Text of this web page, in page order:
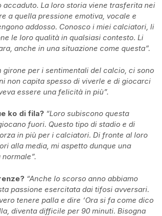
La loro storia viene trasferita nei
a quella pressione emotiva, vocale e
addosso. Conosco i miei calciatori, li
le loro qualità in qualsiasi contesto. Li
anche in una situazione come questa”.
girone per i sentimentali del calcio, ci sono
non capita spesso di viverle e di giocarci
essere una felicità in più”.
ko di fila? “Loro subiscono questa
fuori. Questo tipo di stadio e di
in più per i calciatori. Di fronte al loro
alla media, mi aspetto dunque una
“Anche lo scorso anno abbiamo
passione esercitata dai tifosi avversari.
tenere palla e dire ‘Ora si fa come dico
diventa difficile per 90 minuti. Bisogna